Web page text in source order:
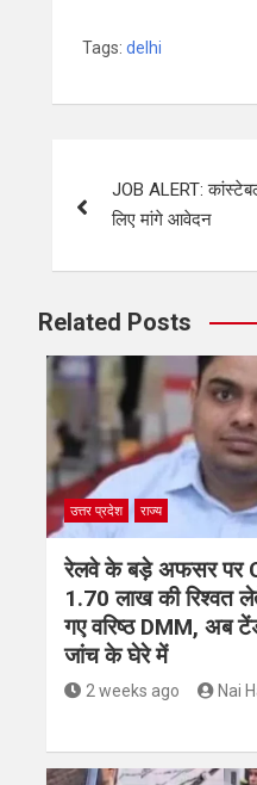
Tags: delhi
JOB ALERT:
लिए मांगे आवेदन
Related Posts
उत्तर प्रदेश राज्य
रेलवे के बड़े अफसर पर
1.70 लाख की रिश्वत
गए वरिष्ठ DMM, अब
जांच के घेरे में
2 weeks ago Nai